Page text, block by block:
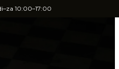
10:00–17:00